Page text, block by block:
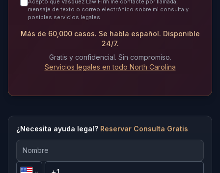
Acepto que Vasquez Law Firm me contacte por llamada,
mensaje de texto o correo electrónico sobre mi consulta y
posibles servicios legales.
Más de 60,000 casos. Se habla español. Disponible
24/7.
Gratis y confidencial. Sin compromiso.
Servicios legales en todo North Carolina
¿Necesita ayuda legal? Reservar Consulta Gratis